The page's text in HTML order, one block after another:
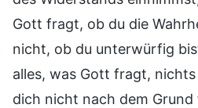
Gott fragt, ob du die
nicht, ob du unterwürfig
alles, was Gott fragt,
dich nicht nach dem